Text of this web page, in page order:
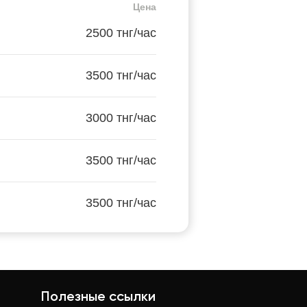
Цена
2500 тнг/час
3500 тнг/час
3000 тнг/час
3500 тнг/час
3500 тнг/час
Полезные ссылки